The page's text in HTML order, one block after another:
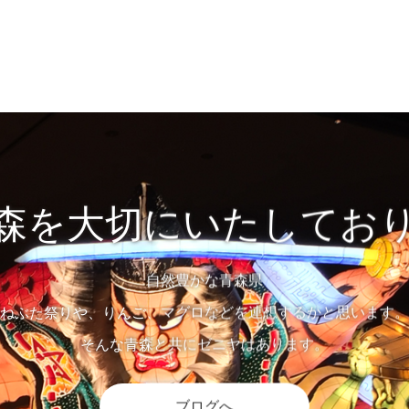
を大切にいたしてお
自然豊かな青森県
ねぶた祭りや、りんご、マグロなどを連想するかと思います。
そんな青森と共にゼニヤはあります。